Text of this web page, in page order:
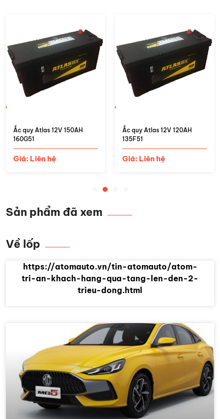
Ắc quy Atlas 12V 150AH
160G51
Giá: Liên hệ
Ắc quy Atlas 12V 120AH
135F51
Giá: Liên hệ
Sản phẩm đã xem
Về lốp
https://atomauto.vn/tin-atomauto/atom-
tri-an-khach-hang-qua-tang-len-den-2-
trieu-dong.html